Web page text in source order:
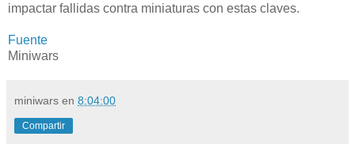
impactar fallidas contra miniaturas con estas claves.
Fuente
Miniwars
miniwars en 8:04:00
Compartir